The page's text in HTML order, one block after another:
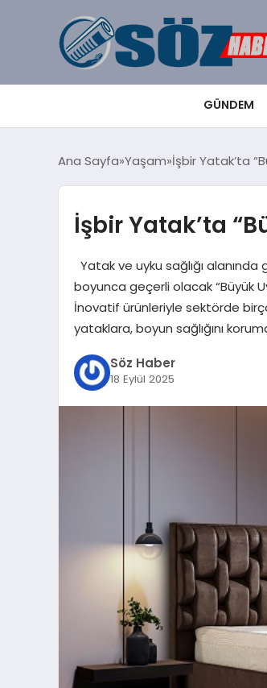
GÜNDEM
Ana Sayfa Yaşam İşbir Yatak’ta
İşbir Yatak’ta
Yatak ve uyku sağlığı
boyunca geçerli olacak “Büyük
İnovatif ürünleriyle sektörde
yataklara, boyun sağlığını
Söz Haber
18 Eylül 2025